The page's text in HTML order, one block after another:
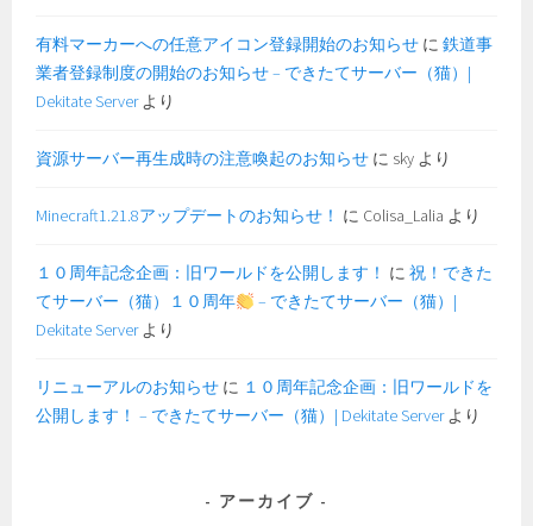
有料マーカーへの任意アイコン登録開始のお知らせ に鉄道事
業者登録制度の開始のお知らせ – できたてサーバー（猫）|
Dekitate Serverより
資源サーバー再生成時の注意喚起のお知らせ に sky より
Minecraft1.21.8アップデートのお知らせ！ に Colisa_Lalia より
１０周年記念企画：旧ワールドを公開します！ に祝！できた
てサーバー（猫）１０周年
– できたてサーバー（猫）|
Dekitate Serverより
リニューアルのお知らせ に １０周年記念企画：旧ワールドを
公開します！ – できたてサーバー（猫）| Dekitate Serverより
アーカイブ